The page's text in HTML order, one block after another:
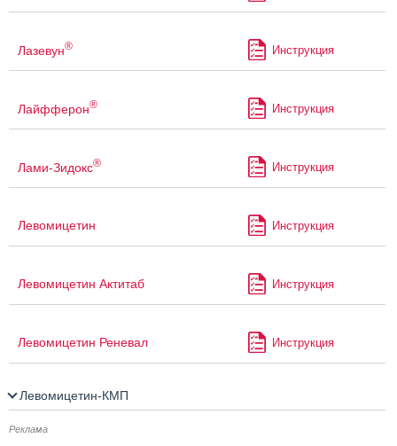
Лазевун® Инструкция
Лайфферон® Инструкция
Лами-Зидокс® Инструкция
Левомицетин Инструкция
Левомицетин Актитаб Инструкция
Левомицетин Реневал Инструкция
Левомицетин-КМП
Реклама